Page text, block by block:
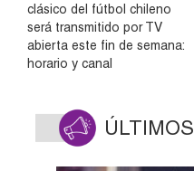
clásico del fútbol chileno
será transmitido por TV
abierta este fin de semana:
horario y canal
ÚLTIMOS